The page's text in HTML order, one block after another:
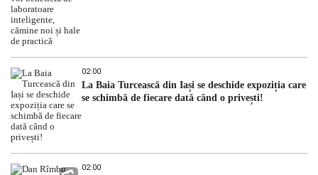
02:00
La Baia Turcească din Iași se deschide expoziția care
se schimbă de fiecare dată când o privești!
02:00